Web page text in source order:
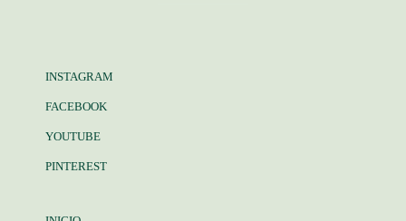
INSTAGRAM
FACEBOOK
YOUTUBE
PINTEREST